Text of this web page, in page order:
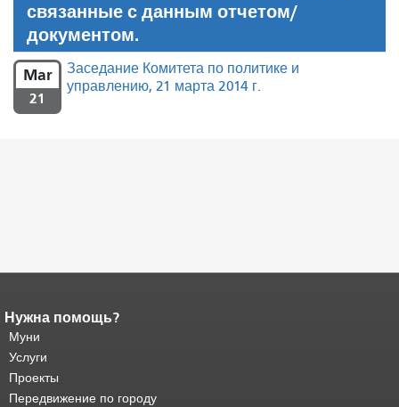
связанные с данным отчетом/
документом.
Mar
21
Заседание Комитета по политике и
управлению, 21 марта 2014 г.
Конец содержимого
страницы.
страницы повторяется на каждой
странице.
основного содержимого .
Нужна помощь?
Муни
Услуги
Проекты
Передвижение по городу